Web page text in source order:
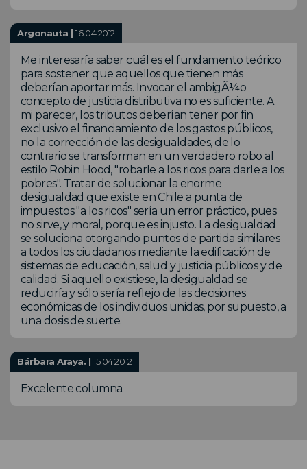
Argonauta |16.04.2012
Me interesaría saber cuál es el fundamento teórico
para sostener que aquellos que tienen más
deberían aportar más. Invocar el ambigÃ¼o
concepto de justicia distributiva no es suficiente. A
mi parecer, los tributos deberían tener por fin
exclusivo el financiamiento de los gastos públicos,
no la corrección de las desigualdades, de lo
contrario se transforman en un verdadero robo al
estilo Robin Hood, "robarle a los ricos para darle a los
pobres". Tratar de solucionar la enorme
desigualdad que existe en Chile a punta de
impuestos "a los ricos" sería un error práctico, pues
no sirve, y moral, porque es injusto. La desigualdad
se soluciona otorgando puntos de partida similares
a todos los ciudadanos mediante la edificación de
sistemas de educación, salud y justicia públicos y de
calidad. Si aquello existiese, la desigualdad se
reduciría y sólo sería reflejo de las decisiones
económicas de los individuos unidas, por supuesto, a
una dosis de suerte.
Bárbara Araya. |15.04.2012
Excelente columna.